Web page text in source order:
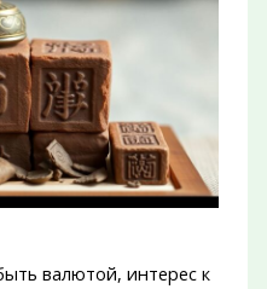
валютой, интерес к